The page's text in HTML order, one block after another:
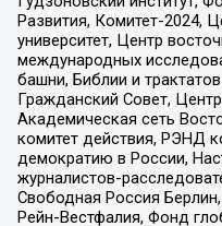
Развития, Комитет-2024,
университет, Центр
международных
башни, Библии и
Гражданский Совет,
Академическая сеть
комитет действия, РЭНД
демократию в России,
журналистов-
Свободная Россия
Рейн-Вестфалия, Фонд